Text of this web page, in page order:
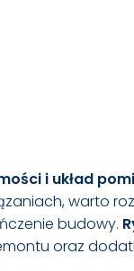
i układ
warto
budowy.
oraz